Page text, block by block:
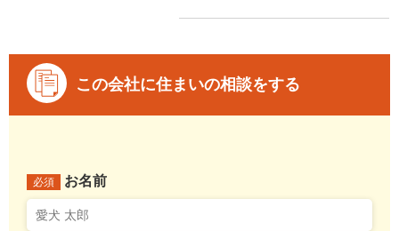
この会社に住まいの相談をする
必須 お名前